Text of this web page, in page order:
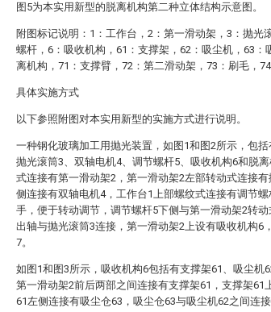
图5为本实用新型的脱离机构第二种立体结构示意图。
附图标记说明：1：工作台，2：第一滑动架，3：抛光
螺杆，6：吸收机构，61：支撑架，62：吸尘机，63：
离机构，71：支撑臂，72：第二滑动架，73：刷毛，74
具体实施方式
以下参照附图对本实用新型的实施方式进行说明。
一种钢化玻璃加工用抛光装置，如图1和图2所示，包括
抛光滚筒3、双轴电机4、调节螺杆5、吸收机构6和脱
式连接有第一滑动架2，第一滑动架2左部转动式连接
侧连接有双轴电机4，工作台1上部螺纹式连接有调节
手，便于转动调节，调节螺杆5下侧与第一滑动架2转
出轴与抛光滚筒3连接，第一滑动架2上设有吸收机构6
7。
如图1和图3所示，吸收机构6包括有支撑架61、吸尘机
第一滑动架2前后两部之间连接有支撑架61，支撑架61
61左侧连接有吸尘仓63，吸尘仓63与吸尘机62之间连接